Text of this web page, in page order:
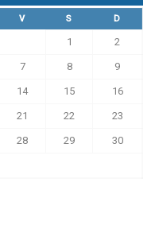
V S D
1 2
7 8 9
14 15 16
21 22 23
28 29 30